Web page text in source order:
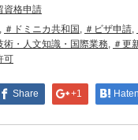
資格申請
, ＃ドミニカ共和国, ＃ビザ申請,
術・人文知識・国際業務, ＃更
可
Share +1